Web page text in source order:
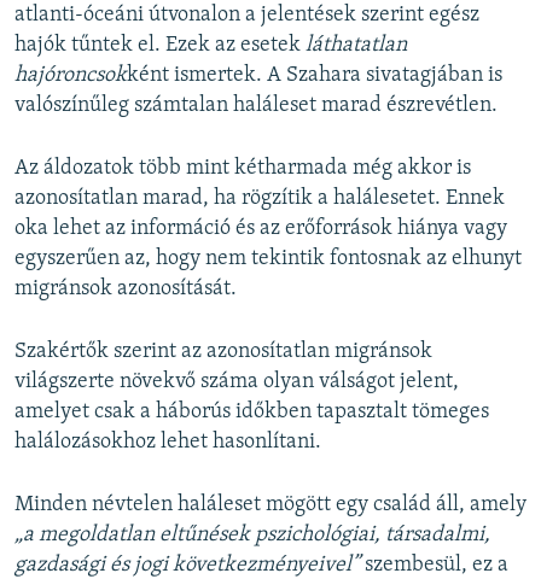
atlanti-óceáni útvonalon a jelentések szerint egész
hajók tűntek el. Ezek az esetek láthatatlan
hajóroncsokként ismertek. A Szahara sivatagjában is
valószínűleg számtalan haláleset marad észrevétlen.
Az áldozatok több mint kétharmada még akkor is
azonosítatlan marad, ha rögzítik a halálesetet. Ennek
oka lehet az információ és az erőforrások hiánya vagy
egyszerűen az, hogy nem tekintik fontosnak az elhunyt
migránsok azonosítását.
Szakértők szerint az azonosítatlan migránsok
világszerte növekvő száma olyan válságot jelent,
amelyet csak a háborús időkben tapasztalt tömeges
halálozásokhoz lehet hasonlítani.
Minden névtelen haláleset mögött egy család áll, amely
„a megoldatlan eltűnések pszichológiai, társadalmi,
gazdasági és jogi következményeivel” szembesül, ez a